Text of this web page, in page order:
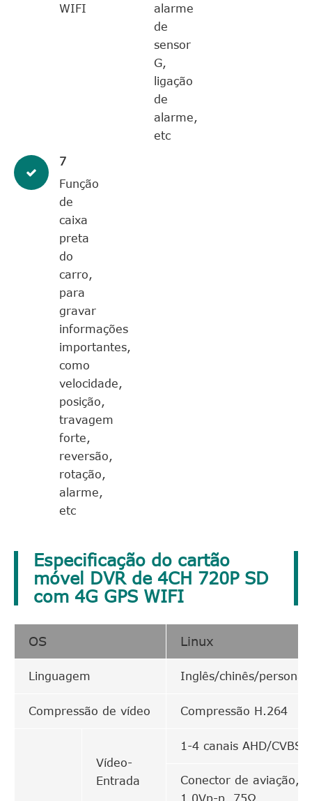
WIFI
alarme
de
sensor
G,
ligação
de
alarme,
etc
7
Função
de
caixa
preta
do
carro,
para
gravar
informações
importantes,
como
velocidade,
posição,
travagem
forte,
reversão,
rotação,
alarme,
etc
Especificação do cartão
móvel DVR de 4CH 720P SD
com 4G GPS WIFI
OS Linux
Linguagem Inglês/chinês/
Compressão de vídeo Compressão H.264
Vídeo-
Entrada
1-4 canais AHD/CVBS
Conector de aviação,
1.0Vp-p, 75Ω